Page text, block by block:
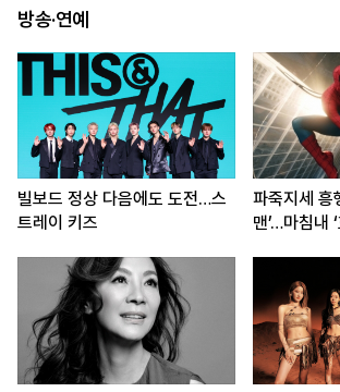
방송·연예
빌보드 정상 다음에도 도전…스
트레이 키즈
파죽지세 흥
맨’…마침내